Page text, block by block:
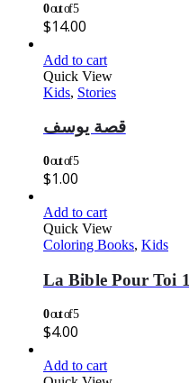
0out of 5
$14.00
Add to cart
Quick View
Kids, Stories
قصة يوسف
0out of 5
$1.00
Add to cart
Quick View
Coloring Books, Kids
La Bible Pour Toi 1
0out of 5
$4.00
Add to cart